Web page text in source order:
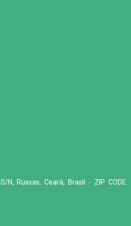
N, Russas, Ceará, Brasil - ZIP CODE